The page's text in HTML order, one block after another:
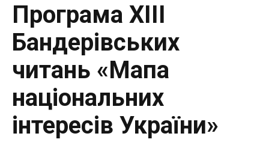
Програма XIIІ
Бандерівських
читань «Мапа
національних
інтересів України»